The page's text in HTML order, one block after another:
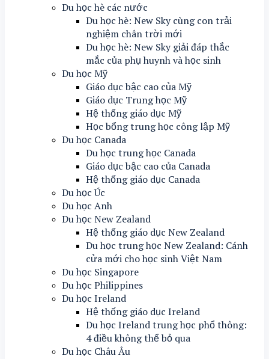
Du học hè các nước
Du học hè: New Sky cùng con trải
nghiệm chân trời mới
Du học hè: New Sky giải đáp thắc
mắc của phụ huynh và học sinh
Du học Mỹ
Giáo dục bậc cao của Mỹ
Giáo dục Trung học Mỹ
Hệ thống giáo dục Mỹ
Học bổng trung học công lập Mỹ
Du học Canada
Du học trung học Canada
Giáo dục bậc cao của Canada
Hệ thống giáo dục Canada
Du học Úc
Du học Anh
Du học New Zealand
Hệ thống giáo dục New Zealand
Du học trung học New Zealand: Cánh
cửa mới cho học sinh Việt Nam
Du học Singapore
Du học Philippines
Du học Ireland
Hệ thống giáo dục Ireland
Du học Ireland trung học phổ thông:
4 điều không thể bỏ qua
Du học Châu Âu